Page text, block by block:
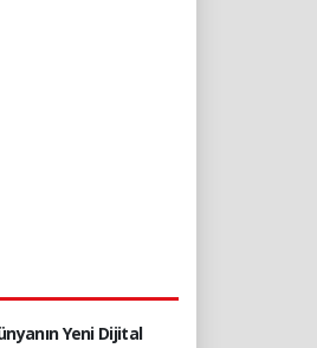
Yeni Dijital